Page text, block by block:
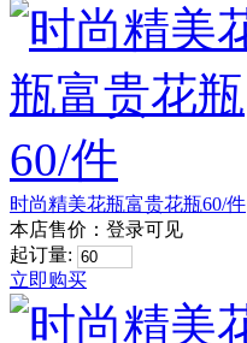
时尚精美花瓶富贵花瓶60/件
本店售价： 登录可见
起订量:
立即购买